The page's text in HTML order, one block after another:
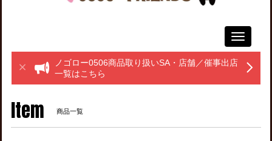
Toggle
ノゴロー0506商品取り扱いSA・店舗／催事出店
一覧はこちら
Item 商品一覧